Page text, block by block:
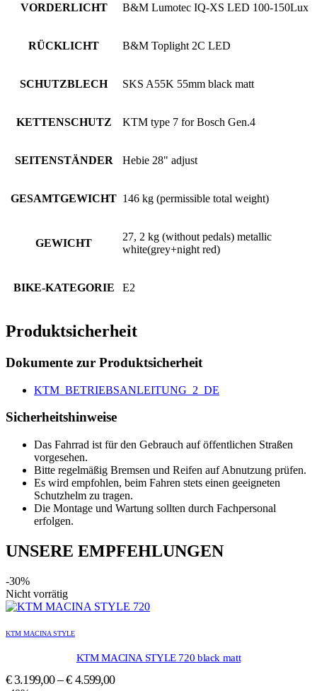
VORDERLICHT B&M Lumotec IQ-XS LED 100-150Lux
RÜCKLICHT B&M Toplight 2C LED
SCHUTZBLECH SKS A55K 55mm black matt
KETTENSCHUTZ KTM type 7 for Bosch Gen.4
SEITENSTÄNDER Hebie 28" adjust
GESAMTGEWICHT 146 kg (permissible total weight)
GEWICHT
27, 2 kg (without pedals) metallic
white(grey+night red)
BIKE-KATEGORIE E2
Produktsicherheit
Dokumente zur Produktsicherheit
KTM_BETRIEBSANLEITUNG_2_DE
Sicherheitshinweise
Das Fahrrad ist für den Gebrauch auf öffentlichen Straßen
vorgesehen.
Bitte regelmäßig Bremsen und Reifen auf Abnutzung prüfen.
Es wird empfohlen, beim Fahren stets einen geeigneten
Schutzhelm zu tragen.
Die Montage und Wartung sollten durch Fachpersonal
erfolgen.
UNSERE EMPFEHLUNGEN
-30%
Nicht vorrätig
Produkt
auf.
Produkt
auf.
KTM MACINA STYLE
KTM MACINA STYLE 720 black matt
€3.199,00–€4.599,00